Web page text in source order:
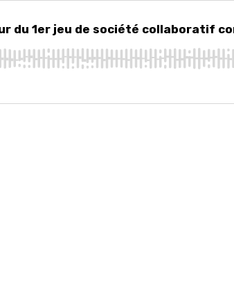
de société collaboratif consacré à la permaculture
du 1er jeu de société collaboratif